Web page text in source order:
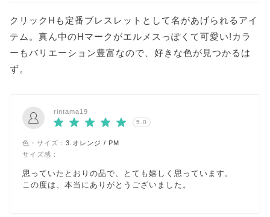
クリックHも定番ブレスレットとして名があげられるアイ
テム。真ん中のHマークがエルメスっぽくて可愛い!カラ
ーもバリエーション豊富なので、好きな色が見つかるは
ず。
rintama19
5.0
色・サイズ： 3.オレンジ / PM
サイズ感：
思っていたとおりの品で、とても嬉しく思っています。
この度は、本当にありがとうございました。